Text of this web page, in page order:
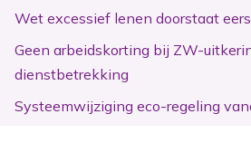
Wet excessief lenen doorstaat
Geen arbeidskorting bij ZW-
dienstbetrekking
Systeemwijziging eco-regeling